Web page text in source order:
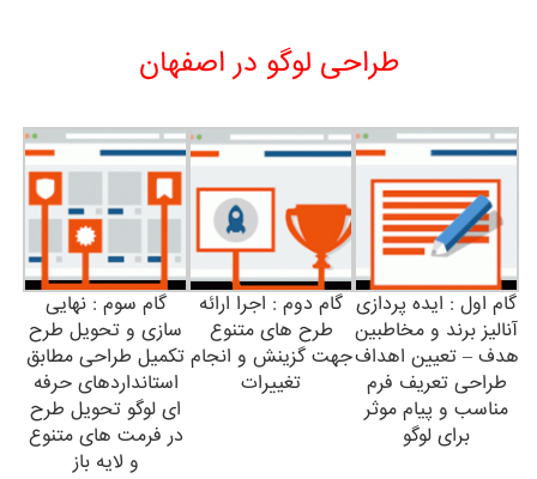
طراحی لوگو در اصفهان
گام اول : ایده پردازی
آنالیز برند و مخاطبین
هدف – تعیین اهداف
طراحی تعریف فرم
مناسب و پیام موثر
برای لوگو
گام دوم : اجرا ارائه
طرح های متنوع
جهت گزینش و انجام
تغییرات
گام سوم : نهایی
سازی و تحویل طرح
تکمیل طراحی مطابق
استانداردهای حرفه
ای لوگو تحویل طرح
در فرمت های متنوع
و لایه باز